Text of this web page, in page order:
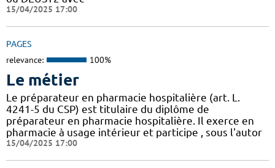
15/04/2025 17:00
PAGES
relevance: 100%
Le métier
Le préparateur en pharmacie hospitalière (art. L.
4241-5 du CSP) est titulaire du diplôme de
préparateur en pharmacie hospitalière. Il exerce en
pharmacie à usage intérieur et participe , sous l'autor
15/04/2025 17:00